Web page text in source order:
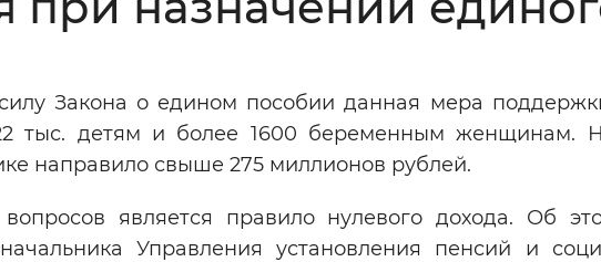
Инверсивный монохромный
Включены Выключены
Закона о едином пособии данная мера
тыс. детям и более 1600 беременным женщинам.
направило свыше 275 миллионов рублей.
является правило нулевого дохода. Об
Управления установления пенсий и